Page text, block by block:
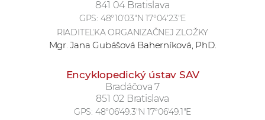
841 04 Bratislava
GPS: 48°10'03"N 17°04'23"E
RIADITEĽKA ORGANIZAČNEJ ZLOŽKY
Mgr. Jana Gubášová Baherníková, PhD.
Encyklopedický ústav SAV
Bradáčova 7
851 02 Bratislava
GPS: 48°06'49.3"N 17°06'49.1"E